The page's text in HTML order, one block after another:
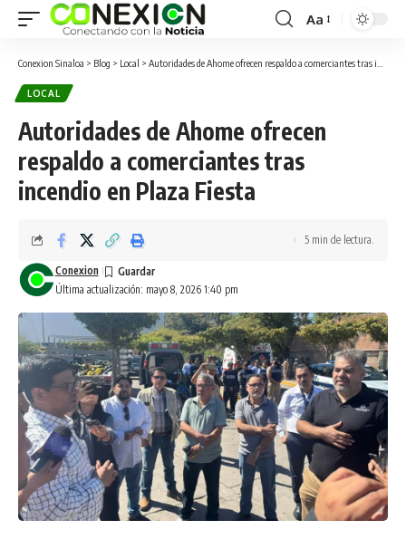
Aa
Conexion Sinaloa > Blog > Local > Autoridades de Ahome ofrecen respaldo a comerciantes tras incendio en Plaza Fiesta
LOCAL
Autoridades de Ahome ofrecen
respaldo a comerciantes tras
incendio en Plaza Fiesta
Última actualización: mayo 8, 2026 1:40 pm
Conexion
5 min de lectura.